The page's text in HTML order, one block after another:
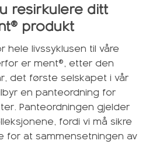
resirkulere ditt
produkt
hele livssyklusen til våre
er ment®, etter den
det første selskapet i vår
en panteordning for
Panteordningen gjelder
fordi vi må sikre
for at sammensetningen av